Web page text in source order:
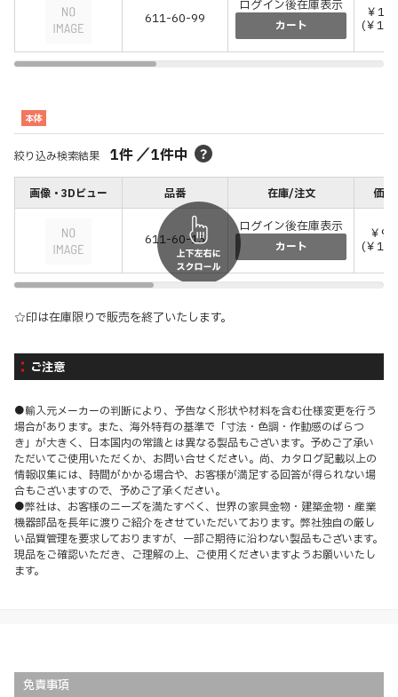
611-60-99
ログイン後在庫表示
カート
￥
(￥
本体
絞り込み検索結果 1件／1件中
画像・3Dビュー 品番 在庫/注文 価格
611-60-13
ログイン後在庫表示
カート
￥
(￥
☆印は在庫限りで販売を終了いたします。
ご注意
●輸入元メーカーの判断により、予告なく形状や材料を含む仕様変更を行う
場合があります。また、海外特有の基準で「寸法・色調・作動感のばらつ
き」が大きく、日本国内の常識とは異なる製品もございます。予めご了承い
ただいてご使用いただくか、お問い合せください。尚、カタログ記載以上の
情報収集には、時間がかかる場合や、お客様が満足する回答が得られない場
合もございますので、予めご了承ください。
●弊社は、お客様のニーズを満たすべく、世界の家具金物・建築金物・産業
機器部品を長年に渡りご紹介をさせていただいております。弊社独自の厳し
い品質管理を要求しておりますが、一部ご期待に沿わない製品もございます。
現品をご確認いただき、ご理解の上、ご使用くださいますようお願いいたし
ます。
免責事項